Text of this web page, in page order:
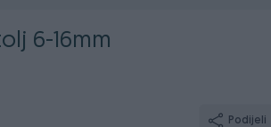
6-16mm
Podijeli